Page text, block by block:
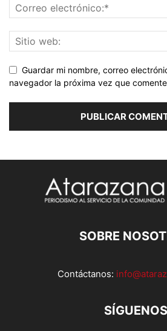
Guardar mi nombre, correo
navegador la próxima vez que
SOBRE
Contáctanos:
SÍGUENOS